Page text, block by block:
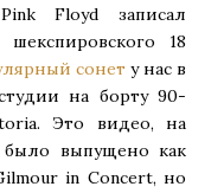
Floyd записал
18
сонет у нас в
на борту 90-
Это видео, на
выпущено как
in Concert, но